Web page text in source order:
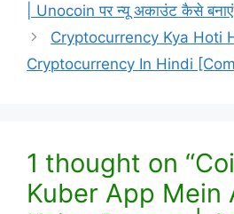
| Unocoin पर न्यू अकाउंट कैसे
Cryptocurrency Kya Hoti
Cryptocurrency In Hindi
1 thought on
Kuber App Mein